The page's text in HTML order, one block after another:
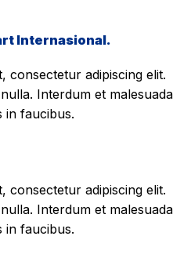
Internasional.
consectetur adipiscing elit.
Interdum et malesuada
in faucibus.
consectetur adipiscing elit.
Interdum et malesuada
in faucibus.